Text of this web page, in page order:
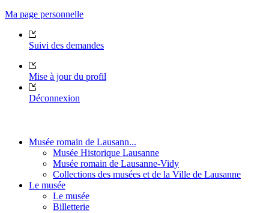
Ma page personnelle
Suivi des demandes
Mise à jour du profil
Déconnexion
Musée romain de Lausann...
Musée Historique Lausanne
Musée romain de Lausanne-Vidy
Collections des musées et de la Ville de Lausanne
Le musée
Le musée
Billetterie